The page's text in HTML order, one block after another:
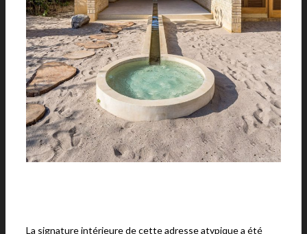
La signature intérieure de cette adresse atypique a été